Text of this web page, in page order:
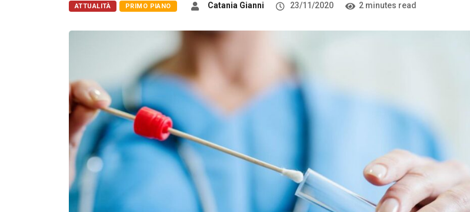
ATTUALITÀ PRIMO PIANO Catania Gianni 23/11/2020 2 minutes read